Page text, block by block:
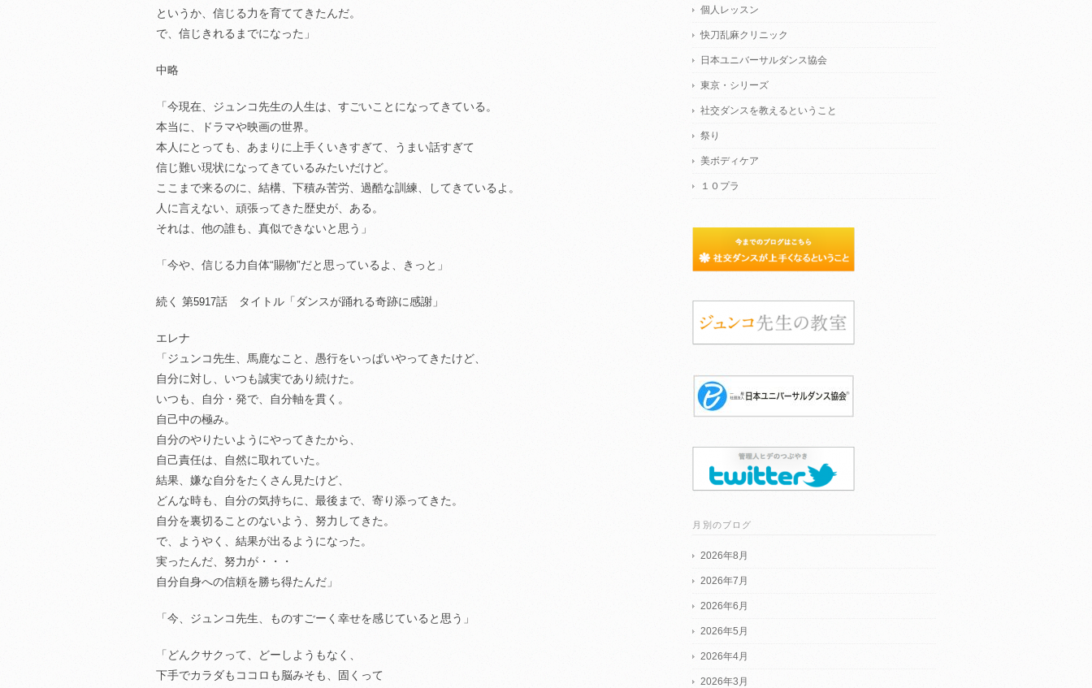
というか、信じる力を育ててきたんだ。
で、信じきれるまでになった」
中略
「今現在、ジュンコ先生の人生は、すごいことになってきている。
本当に、ドラマや映画の世界。
本人にとっても、あまりに上手くいきすぎて、うまい話すぎて
信じ難い現状になってきているみたいだけど。
ここまで来るのに、結構、下積み苦労、過酷な訓練、してきているよ。
人に言えない、頑張ってきた歴史が、ある。
それは、他の誰も、真似できないと思う」
「今や、信じる力自体“賜物”だと思っているよ、きっと」
続く 第5917話 タイトル「ダンスが踊れる奇跡に感謝」
エレナ
「ジュンコ先生、馬鹿なこと、愚行をいっぱいやってきたけど、
自分に対し、いつも誠実であり続けた。
いつも、自分・発で、自分軸を貫く。
自己中の極み。
自分のやりたいようにやってきたから、
自己責任は、自然に取れていた。
結果、嫌な自分をたくさん見たけど、
どんな時も、自分の気持ちに、最後まで、寄り添ってきた。
自分を裏切ることのないよう、努力してきた。
で、ようやく、結果が出るようになった。
実ったんだ、努力が・・・
自分自身への信頼を勝ち得たんだ」
「今、ジュンコ先生、ものすごーく幸せを感じていると思う」
「どんクサクって、どーしようもなく、
下手でカラダもココロも脳みそも、固くって
個人レッスン
快刀乱麻クリニック
日本ユニバーサルダンス協会
東京・シリーズ
社交ダンスを教えるということ
祭り
美ボディケア
１０プラ
月別のブログ
2026年8月
2026年7月
2026年6月
2026年5月
2026年4月
2026年3月